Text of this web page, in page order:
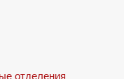
отделения